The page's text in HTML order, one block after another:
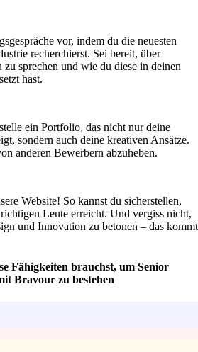
vor, indem du die neuesten
recherchierst. Sei bereit, über
sprechen und wie du diese in deinen
hast.
ein Portfolio, das nicht nur deine
sondern auch deine kreativen Ansätze.
anderen Bewerbern abzuheben.
Website! So kannst du sicherstellen,
Leute erreicht. Und vergiss nicht,
und Innovation zu betonen – das kommt
Fähigkeiten brauchst, um Senior
Bravour zu bestehen